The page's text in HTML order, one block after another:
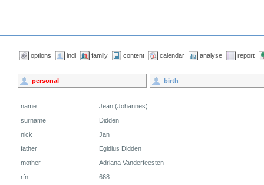
options indi family content calendar analyse report
personal birth
name
Jean (Johannes)
surname
Didden
nick
Jan
father
Egidius Didden
mother
Adriana Vanderfeesten
rfn
668